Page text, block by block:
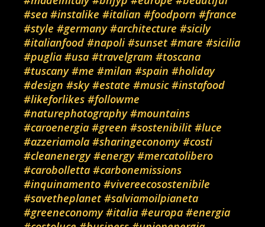
#sea #instalike #italian #foodporn #france
#style #germany #architecture #sicily
#italianfood #napoli #sunset #mare #sicilia
#puglia #usa #travelgram #toscana
#tuscany #me #milan #spain #holiday
#design #sky #estate #music #instafood
#likeforlikes #followme
#naturephotography #mountains
#caroenergia #green #sostenibilit #luce
#azzeriamola #sharingeconomy #costi
#cleanenergy #energy #mercatolibero
#carobolletta #carbonemissions
#inquinamento #vivereecosostenibile
#savetheplanet #salviamoilpianeta
#greeneconomy #italia #europa #energia